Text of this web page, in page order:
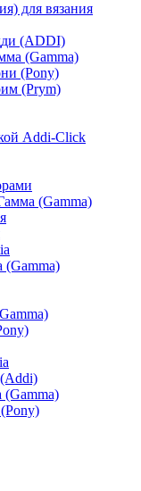
для вязания
(ADDI)
(Gamma)
(Pony)
(Prym)
Addi-Click
(Gamma)